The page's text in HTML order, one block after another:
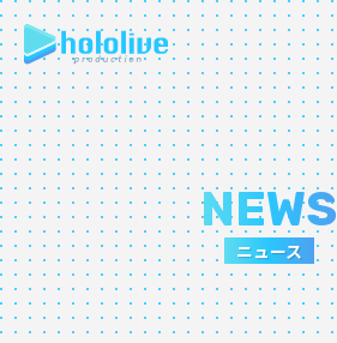
EN
JP
ABOUT
TALENT
NEWS
NEWS
ニュース